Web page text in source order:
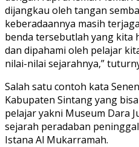
dijangkau oleh tangan
keberadaannya masih
benda tersebutlah yang kita
dan dipahami oleh pelajar
nilai-nilai sejarahnya,”
Salah satu contoh kata
Kabupaten Sintang yang
pelajar yakni Museum Dara
sejarah peradaban
Istana Al Mukarramah.